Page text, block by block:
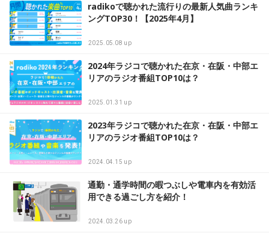
radikoで聴かれた流行りの最新人気曲ランキ
ングTOP30！【2025年4月】
2025.05.08 up
2024年ラジコで聴かれた在京・在阪・中部エ
リアのラジオ番組TOP10は？
2025.01.31 up
2023年ラジコで聴かれた在京・在阪・中部エ
リアのラジオ番組TOP10は？
2024.04.15 up
通勤・通学時間の暇つぶしや電車内を有効活
用できる過ごし方を紹介！
2024.03.26 up